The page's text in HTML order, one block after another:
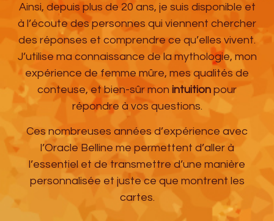
Ainsi, depuis plus de 20 ans, je suis disponible et
à l’écoute des personnes qui viennent chercher
des réponses et comprendre ce qu’elles vivent.
J’utilise ma connaissance de la mythologie, mon
expérience de femme mûre, mes qualités de
conteuse, et bien-sûr mon intuition pour
répondre à vos questions.
Ces nombreuses années d’expérience avec
l’Oracle Belline me permettent d’aller à
l’essentiel et de transmettre d’une manière
personnalisée et juste ce que montrent les
cartes.